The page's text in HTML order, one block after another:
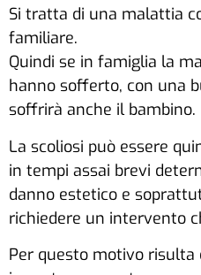
Si tratta di una malattia
familiare.
Quindi se in famiglia la
hanno sofferto, con una
soffrirà anche il bambino.
La scoliosi può essere
in tempi assai brevi
danno estetico e
richiedere un intervento
Per questo motivo